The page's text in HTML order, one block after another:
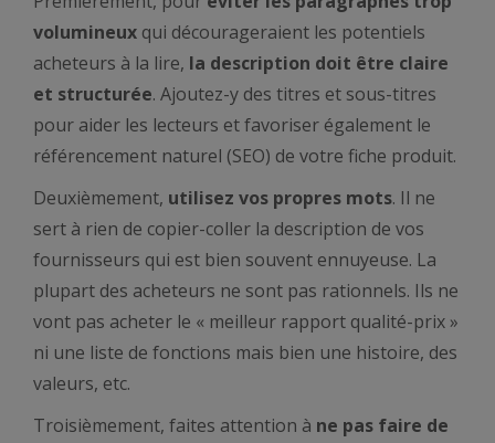
volumineux qui décourageraient les potentiels
acheteurs à la lire, la description doit être claire
et structurée. Ajoutez-y des titres et sous-titres
pour aider les lecteurs et favoriser également le
référencement naturel (SEO) de votre fiche produit.
Deuxièmement, utilisez vos propres mots. Il ne
sert à rien de copier-coller la description de vos
fournisseurs qui est bien souvent ennuyeuse. La
plupart des acheteurs ne sont pas rationnels. Ils ne
vont pas acheter le « meilleur rapport qualité-prix »
ni une liste de fonctions mais bien une histoire, des
valeurs, etc.
Troisièmement, faites attention à ne pas faire de